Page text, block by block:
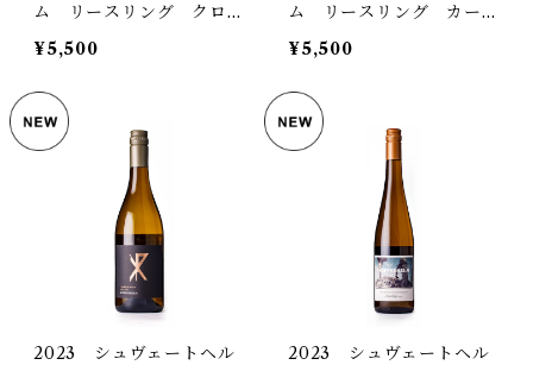
ム リースリング クロイ
ツベルク トロッケン
¥5,500
ム リースリング カール
スプファート カビネット
¥5,500
2023 シュヴェートヘル
2023 シュヴェートヘル